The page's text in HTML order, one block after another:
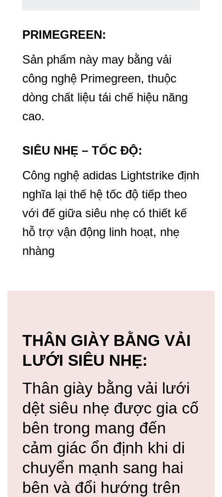
PRIMEGREEN:
Sản phẩm này may bằng vải
công nghệ Primegreen, thuộc
dòng chất liệu tái chế hiệu năng
cao.
SIÊU NHẸ – TỐC ĐỘ:
Công nghệ adidas Lightstrike định
nghĩa lại thế hệ tốc độ tiếp theo
với đế giữa siêu nhẹ có thiết kế
hỗ trợ vận động linh hoạt, nhẹ
nhàng
THÂN GIÀY BẰNG VẢI
LƯỚI SIÊU NHẸ:
Thân giày bằng vải lưới
dệt siêu nhẹ được gia cố
bên trong mang đến
cảm giác ổn định khi di
chuyển mạnh sang hai
bên và đổi hướng trên